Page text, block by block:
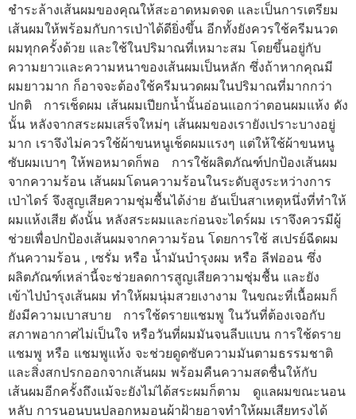
ชำระล้างเส้นผมของคุณให้สะอาดหมดจด และเป็นการเตรียม
เส้นผมให้พร้อมกับการเป่าได้ดียิ่งขึ้น อีกทั้งยังควรใช้ครีมนวด
ผมทุกครั้งด้วย และใช้ในปริมาณที่เหมาะสม โดยขึ้นอยู่กับ
ความยาวและความหนาของเส้นผมเป็นหลัก ซึ่งถ้าหากคุณมี
ผมยาวมาก ก็อาจจะต้องใช้ครีมนวดผมในปริมาณที่มากกว่า
ปกติ การเช็ดผม เส้นผมเปียกน้ำนั้นอ่อนแอกว่าตอนผมแห้ง ดัง
นั้น หลังจากสระผมเสร็จใหม่ๆ เส้นผมของเรายังเปราะบางอยู่
มาก เราจึงไม่ควรใช้ผ้าขนหนูเช็ดผมแรงๆ แต่ให้ใช้ผ้าขนหนู
ซับผมเบาๆ ให้พอหมาดก็พอ การใช้ผลิตภัณฑ์ปกป้องเส้นผม
จากความร้อน เส้นผมโดนความร้อนในระดับสูงระหว่างการ
เป่าไดร์ จึงสูญเสียความชุ่มชื้นได้ง่าย อันเป็นสาเหตุหนึ่งที่ทำให้
ผมแห้งเสีย ดังนั้น หลังสระผมและก่อนจะไดร์ผม เราจึงควรมีผู้
ช่วยเพื่อปกป้องเส้นผมจากความร้อน โดยการใช้ สเปรย์ฉีดผม
กันความร้อน , เซรั่ม หรือ น้ำมันบำรุงผม หรือ ลีฟออน ซึ่ง
ผลิตภัณฑ์เหล่านี้จะช่วยลดการสูญเสียความชุ่มชื้น และยัง
เข้าไปบำรุงเส้นผม ทำให้ผมนุ่มสวยเงางาม ในขณะที่เนื้อผมก็
ยังมีความเบาสบาย การใช้ดรายแชมพู ในวันที่ต้องเจอกับ
สภาพอากาศไม่เป็นใจ หรือวันที่ผมมันจนลีบแบน การใช้ดราย
แชมพู หรือ แชมพูแห้ง จะช่วยดูดซับความมันตามธรรมชาติ
และสิ่งสกปรกออกจากเส้นผม พร้อมคืนความสดชื่นให้กับ
เส้นผมอีกครั้งถึงแม้จะยังไม่ได้สระผมก็ตาม ดูแลผมขณะนอน
หลับ การนอนบนปลอกหมอนผ้าฝ้ายอาจทำให้ผมเสียทรงได้